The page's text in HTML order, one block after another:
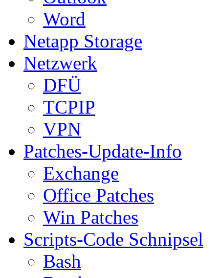
Word
Netapp Storage
Netzwerk
DFÜ
TCPIP
VPN
Patches-Update-Info
Exchange
Office Patches
Win Patches
Scripts-Code Schnipsel
Bash